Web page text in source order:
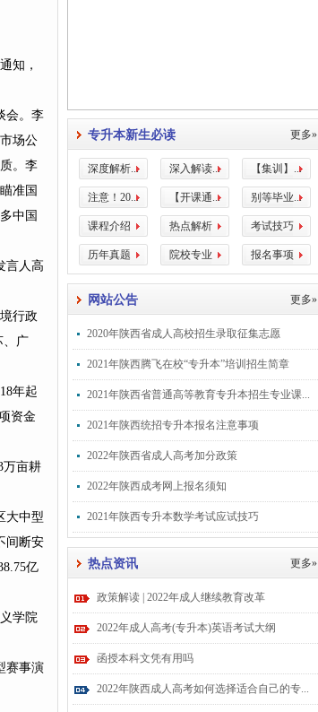
知，
会。李
场公
。李
准国
中国
言人高
行政
、广
年起
资金
万亩耕
大中型
间断安
亿
学院
赛事演
专升本新生必读 更多»
深度解析... 深入解读... 【集训】...
注意！20... 【开课通... 别等毕业...
课程介绍 热点解析 考试技巧
历年真题 院校专业 报名事项
网站公告 更多»
2020年陕西省成人高校招生录取征集志愿
2021年陕西腾飞在校“专升本”培训招生简章
2021年陕西省普通高等教育专升本招生专业课...
2021年陕西统招专升本报名注意事项
2022年陕西省成人高考加分政策
2022年陕西成考网上报名须知
2021年陕西专升本数学考试应试技巧
热点资讯 更多»
政策解读 | 2022年成人继续教育改革
2022年成人高考(专升本)英语考试大纲
函授本科文凭有用吗
2022年陕西成人高考如何选择适合自己的专...